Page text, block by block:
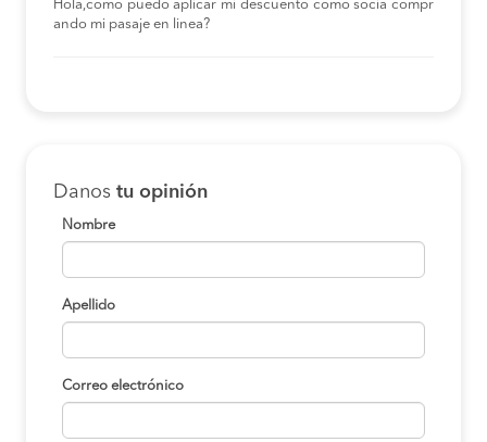
Hola,como puedo aplicar mi descuento como socia compr
ando mi pasaje en linea?
Danos tu opinión
Nombre
Apellido
Correo electrónico